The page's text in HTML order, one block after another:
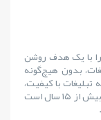
مهرگان از سال ۱۳۸۷ کارمان را با یک هدف روشن
بدون هیچ‌گونه
با کیفیت،
شایستهٔ کسب‌وکارهای موفق است؛ به همین دلیل، بیش از ۱۵ سال است